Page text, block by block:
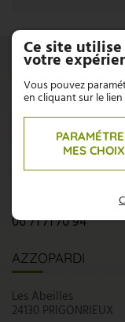
UNE QUESTION ?
CONTACTEZ-
N'hésitez pas, nous
interrogations :
06 71 71 70 94
AZZOPARDI
Les Abeilles
24130 PRIGONRIEUX
Ce site utilise
votre
Vous pouvez
en cliquant sur le
MES CHOIX